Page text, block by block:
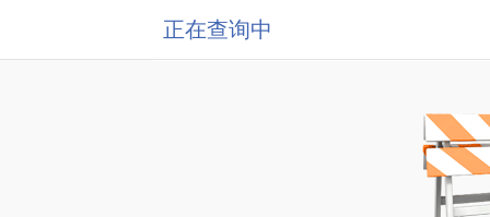
正在查询中